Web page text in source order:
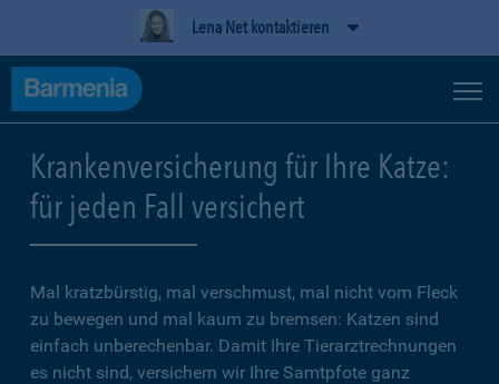
Lena Net kontaktieren
Krankenversicherung für Ihre Katze:
für jeden Fall versichert
Mal kratzbürstig, mal verschmust, mal nicht vom Fleck
zu bewegen und mal kaum zu bremsen: Katzen sind
einfach unberechenbar. Damit Ihre Tierarztrechnungen
es nicht sind, versichern wir Ihre Samtpfote ganz